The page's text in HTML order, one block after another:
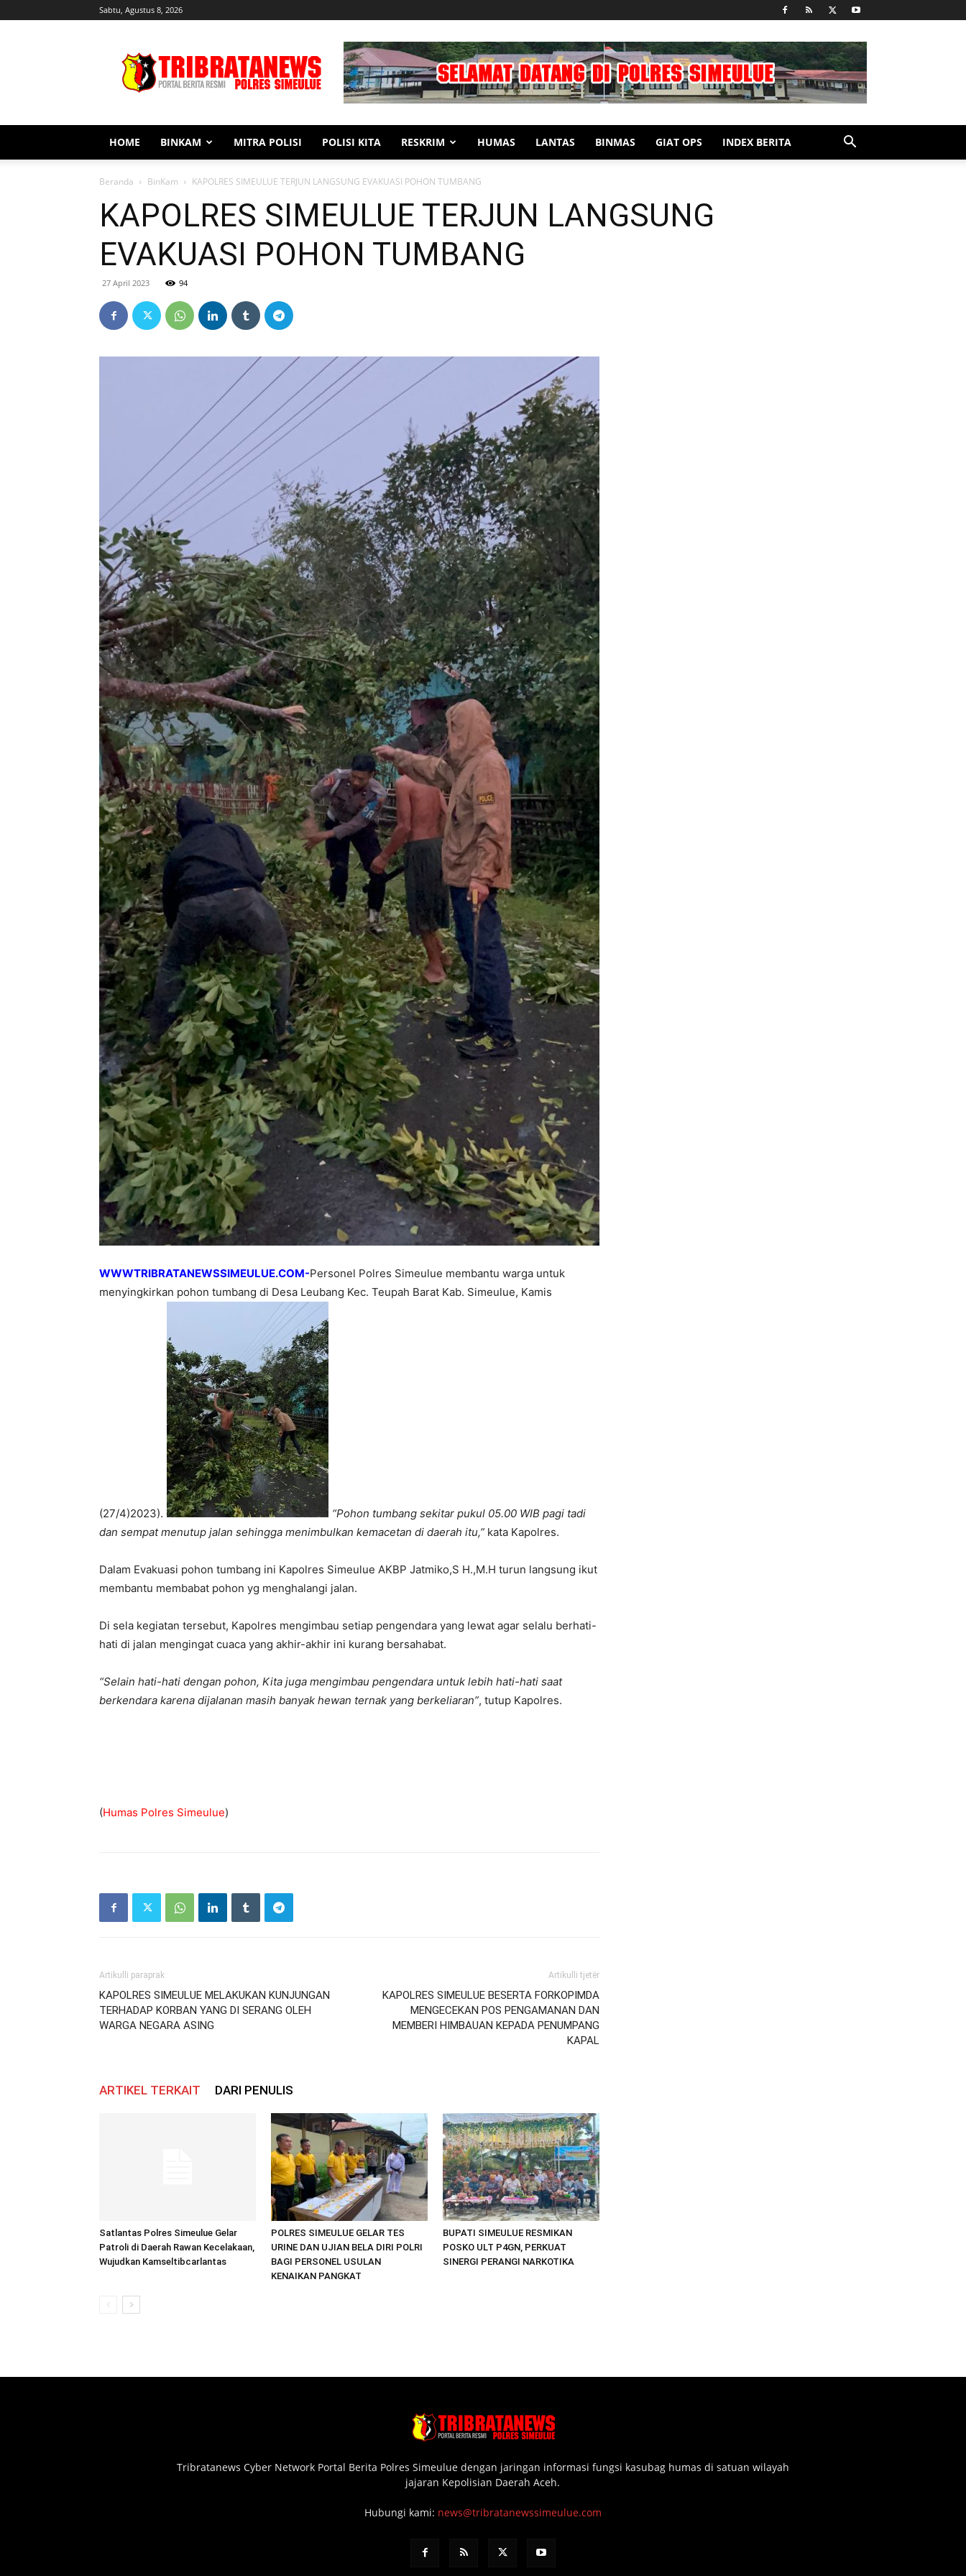
Sabtu, Agustus 8, 2026
Simeulue
HOME BINKAM MITRA POLISI POLISI KITA RESKRIM HUMAS LANTAS BINMAS GIAT OPS INDEX BERITA
Beranda BinKam KAPOLRES SIMEULUE TERJUN LANGSUNG EVAKUASI POHON TUMBANG
KAPOLRES SIMEULUE TERJUN LANGSUNG
EVAKUASI POHON TUMBANG
27 April 2023 94
WWWTRIBRATANEWSSIMEULUE.COM-Personel Polres Simeulue membantu warga untuk
menyingkirkan pohon tumbang di Desa Leubang Kec. Teupah Barat Kab. Simeulue, Kamis
(27/4)2023).
“Pohon tumbang sekitar pukul 05.00 WIB pagi tadi
dan sempat menutup jalan sehingga menimbulkan kemacetan di daerah itu,” kata Kapolres.
Dalam Evakuasi pohon tumbang ini Kapolres Simeulue AKBP Jatmiko,S H.,M.H turun langsung ikut
membantu membabat pohon yg menghalangi jalan.
Di sela kegiatan tersebut, Kapolres mengimbau setiap pengendara yang lewat agar selalu berhati-
hati di jalan mengingat cuaca yang akhir-akhir ini kurang bersahabat.
“Selain hati-hati dengan pohon, Kita juga mengimbau pengendara untuk lebih hati-hati saat
berkendara karena dijalanan masih banyak hewan ternak yang berkeliaran”, tutup Kapolres.
(Humas Polres Simeulue)
Artikulli paraprak
KAPOLRES SIMEULUE MELAKUKAN KUNJUNGAN
TERHADAP KORBAN YANG DI SERANG OLEH
WARGA NEGARA ASING
Artikulli tjetër
KAPOLRES SIMEULUE BESERTA FORKOPIMDA
MENGECEKAN POS PENGAMANAN DAN
MEMBERI HIMBAUAN KEPADA PENUMPANG
KAPAL
ARTIKEL TERKAIT DARI PENULIS
Satlantas Polres Simeulue Gelar
Patroli di Daerah Rawan Kecelakaan,
Wujudkan Kamseltibcarlantas
POLRES SIMEULUE GELAR TES
URINE DAN UJIAN BELA DIRI POLRI
BAGI PERSONEL USULAN
KENAIKAN PANGKAT
BUPATI SIMEULUE RESMIKAN
POSKO ULT P4GN, PERKUAT
SINERGI PERANGI NARKOTIKA
Tribratanews Cyber Network Portal Berita Polres Simeulue dengan jaringan informasi fungsi kasubag humas di satuan wilayah
jajaran Kepolisian Daerah Aceh.
Hubungi kami: news@tribratanewssimeulue.com